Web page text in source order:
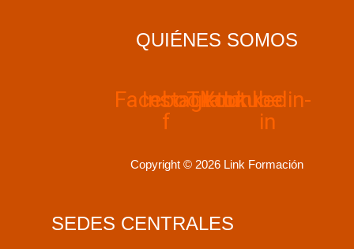
QUIÉNES SOMOS
Facebook-
f
Instagram
Tiktok
Youtube
Linkedin-
in
Copyright © 2026 Link Formación
SEDES CENTRALES